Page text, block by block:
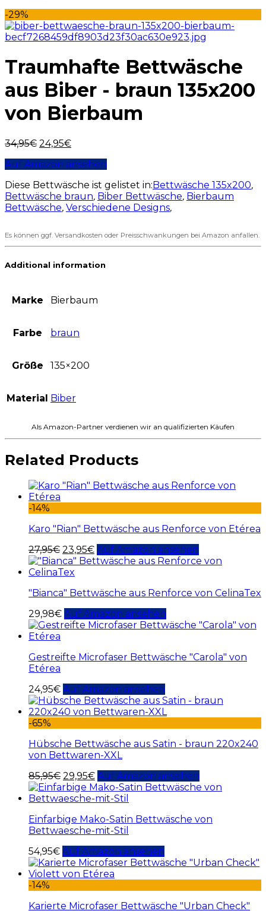
-29%
Traumhafte Bettwäsche
aus Biber - braun 135x200
von Bierbaum
34,95€ 24,95€
Auf Amazon ansehen
Diese Bettwäsche ist gelistet in:Bettwäsche 135x200,
Bettwäsche braun, Biber Bettwäsche, Bierbaum
Bettwäsche, Verschiedene Designs,
Es können ggf. Versandkosten oder Preisschwankungen bei Amazon anfallen.
Additional information
Marke Bierbaum
Farbe braun
Größe 135×200
Material Biber
Als Amazon-Partner verdienen wir an qualifizierten Käufen
Related Products
-14%
Karo "Rian" Bettwäsche aus Renforce von Etérea
27,95€ 23,95€ Auf Amazon ansehen
"Bianca" Bettwäsche aus Renforce von CelinaTex
29,98€ Auf Amazon ansehen
Gestreifte Microfaser Bettwäsche "Carola" von
Etérea
24,95€ Auf Amazon ansehen
-65%
Hübsche Bettwäsche aus Satin - braun 220x240
von Bettwaren-XXL
85,95€ 29,95€ Auf Amazon ansehen
Einfarbige Mako-Satin Bettwäsche von
Bettwaesche-mit-Stil
54,95€ Auf Amazon ansehen
-14%
Karierte Microfaser Bettwäsche "Urban Check"